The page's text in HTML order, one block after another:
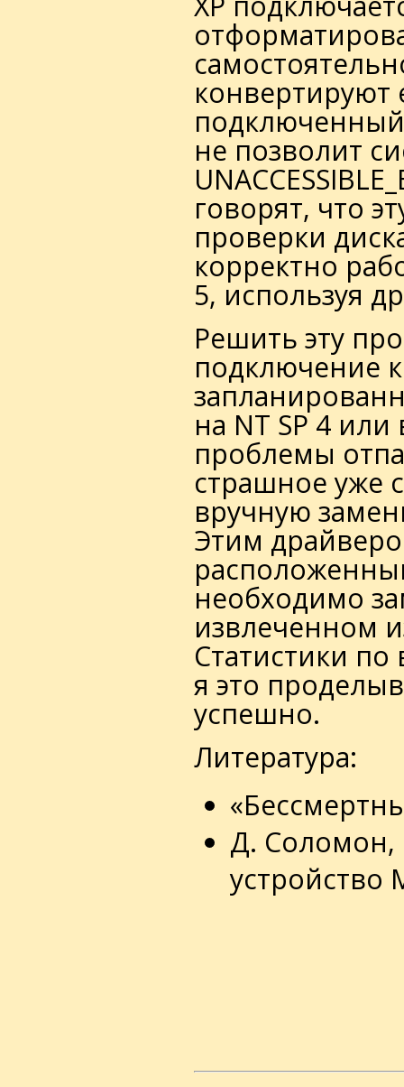
конвертируют
подключенный
не позволит
говорят, что
проверки
корректно
5, используя
Решить эту
подключение
на NT SP 4
проблемы
страшное уже
вручную
Этим
необходимо
извлеченном
Статистики по
я это
успешно.
Литература:
Д. Соломон,
устройство